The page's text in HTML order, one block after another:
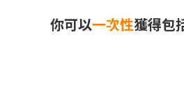
你可以一次性獲得包